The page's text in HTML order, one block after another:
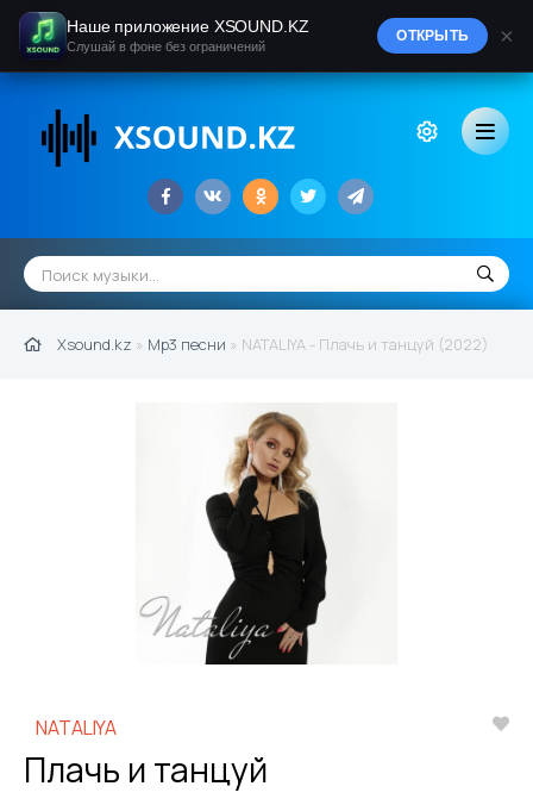
Xsound.kz » Mp3 песни » NATALIYA - Плачь и танцуй (2022)
NATALIYA
Плачь и танцуй
Наше приложение XSOUND.KZ
Слушай в фоне без ограничений
ОТКРЫТЬ ×